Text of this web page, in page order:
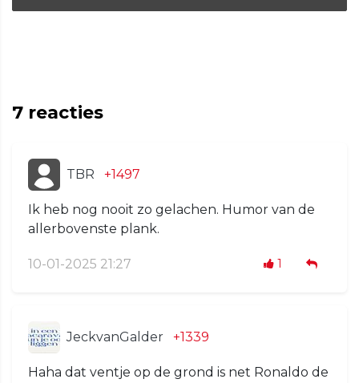
7 reacties
TBR +1497
Ik heb nog nooit zo gelachen. Humor van de
allerbovenste plank.
10-01-2025 21:27 1
JeckvanGalder +1339
Haha dat ventje op de grond is net Ronaldo de